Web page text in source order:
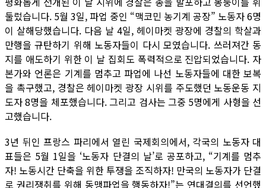
둘렀습니다. 5월 3일, 파업 중인 “맥코민 농기계 공장” 노동자 6명
이 살해당했습니다. 다음 날 4일, 헤이마켓 광장에 경찰의 학살과
만행을 규탄하기 위해 노동자들이 다시 모였습니다. 쓰러져간 동
지를 애도하기 위한 이 날 집회도 폭력적으로 진압되었습니다. 자
본가와 언론은 기계를 멈추고 파업에 나선 노동자들에 대한 보복
을 촉구했고, 경찰은 헤이마켓 광장 시위를 주도했던 노동운동 지
도자 8명을 체포했습니다. 그리고 검사는 그중 5명에게 사형을 선
고했습니다.
3년 뒤인 프랑스 파리에서 열린 국제회의에서, 각국의 노동자 대
표들은 5월 1일을 ‘노동자 단결의 날’로 공포하고, “기계를 멈추
자! 노동시간 단축을 위한 투쟁을 조직하자! 만국의 노동자가 단결
로 권리쟁취를 위해 동맹파업을 행동하자!”는 연대결의를 선언했